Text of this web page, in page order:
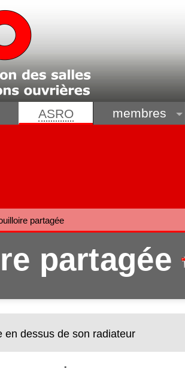
ASRO membres
partagée
partagée
en dessus de son radiateur